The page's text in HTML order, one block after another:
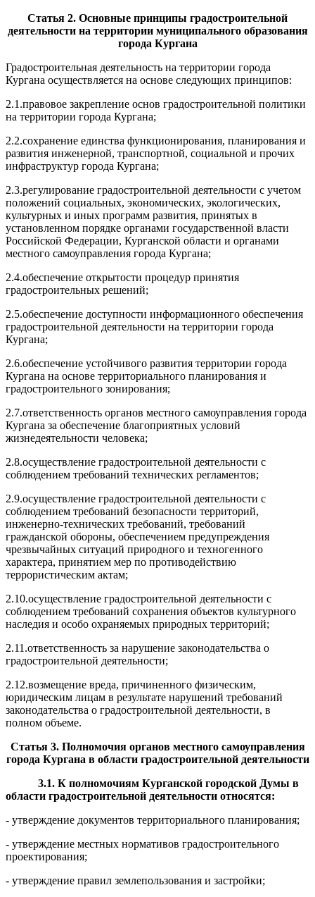
Статья 2. Основные принципы градостроительной
деятельности на территории муниципального образования
города Кургана
Градостроительная деятельность на территории города
Кургана осуществляется на основе следующих принципов:
2.1.правовое закрепление основ градостроительной политики
на территории города Кургана;
2.2.сохранение единства функционирования, планирования и
развития инженерной, транспортной, социальной и прочих
инфраструктур города Кургана;
2.3.регулирование градостроительной деятельности с учетом
положений социальных, экономических, экологических,
культурных и иных программ развития, принятых в
установленном порядке органами государственной власти
Российской Федерации, Курганской области и органами
местного самоуправления города Кургана;
2.4.обеспечение открытости процедур принятия
градостроительных решений;
2.5.обеспечение доступности информационного обеспечения
градостроительной деятельности на территории города
Кургана;
2.6.обеспечение устойчивого развития территории города
Кургана на основе территориального планирования и
градостроительного зонирования;
2.7.ответственность органов местного самоуправления города
Кургана за обеспечение благоприятных условий
жизнедеятельности человека;
2.8.осуществление градостроительной деятельности с
соблюдением требований технических регламентов;
2.9.осуществление градостроительной деятельности с
соблюдением требований безопасности территорий,
инженерно-технических требований, требований
гражданской обороны, обеспечением предупреждения
чрезвычайных ситуаций природного и техногенного
характера, принятием мер по противодействию
террористическим актам;
2.10.осуществление градостроительной деятельности с
соблюдением требований сохранения объектов культурного
наследия и особо охраняемых природных территорий;
2.11.ответственность за нарушение законодательства о
градостроительной деятельности;
2.12.возмещение вреда, причиненного физическим,
юридическим лицам в результате нарушений требований
законодательства о градостроительной деятельности, в
полном объеме.
Статья 3. Полномочия органов местного самоуправления
города Кургана в области градостроительной деятельности
3.1. К полномочиям Курганской городской Думы в
области градостроительной деятельности относятся:
- утверждение документов территориального планирования;
- утверждение местных нормативов градостроительного
проектирования;
- утверждение правил землепользования и застройки;